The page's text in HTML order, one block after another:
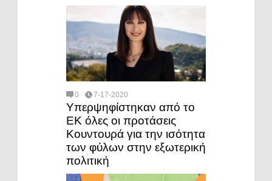
0 7-17-2020
Υπερψηφίστηκαν από το
ΕΚ όλες οι προτάσεις
Κουντουρά για την ισότητα
των φύλων στην εξωτερική
πολιτική